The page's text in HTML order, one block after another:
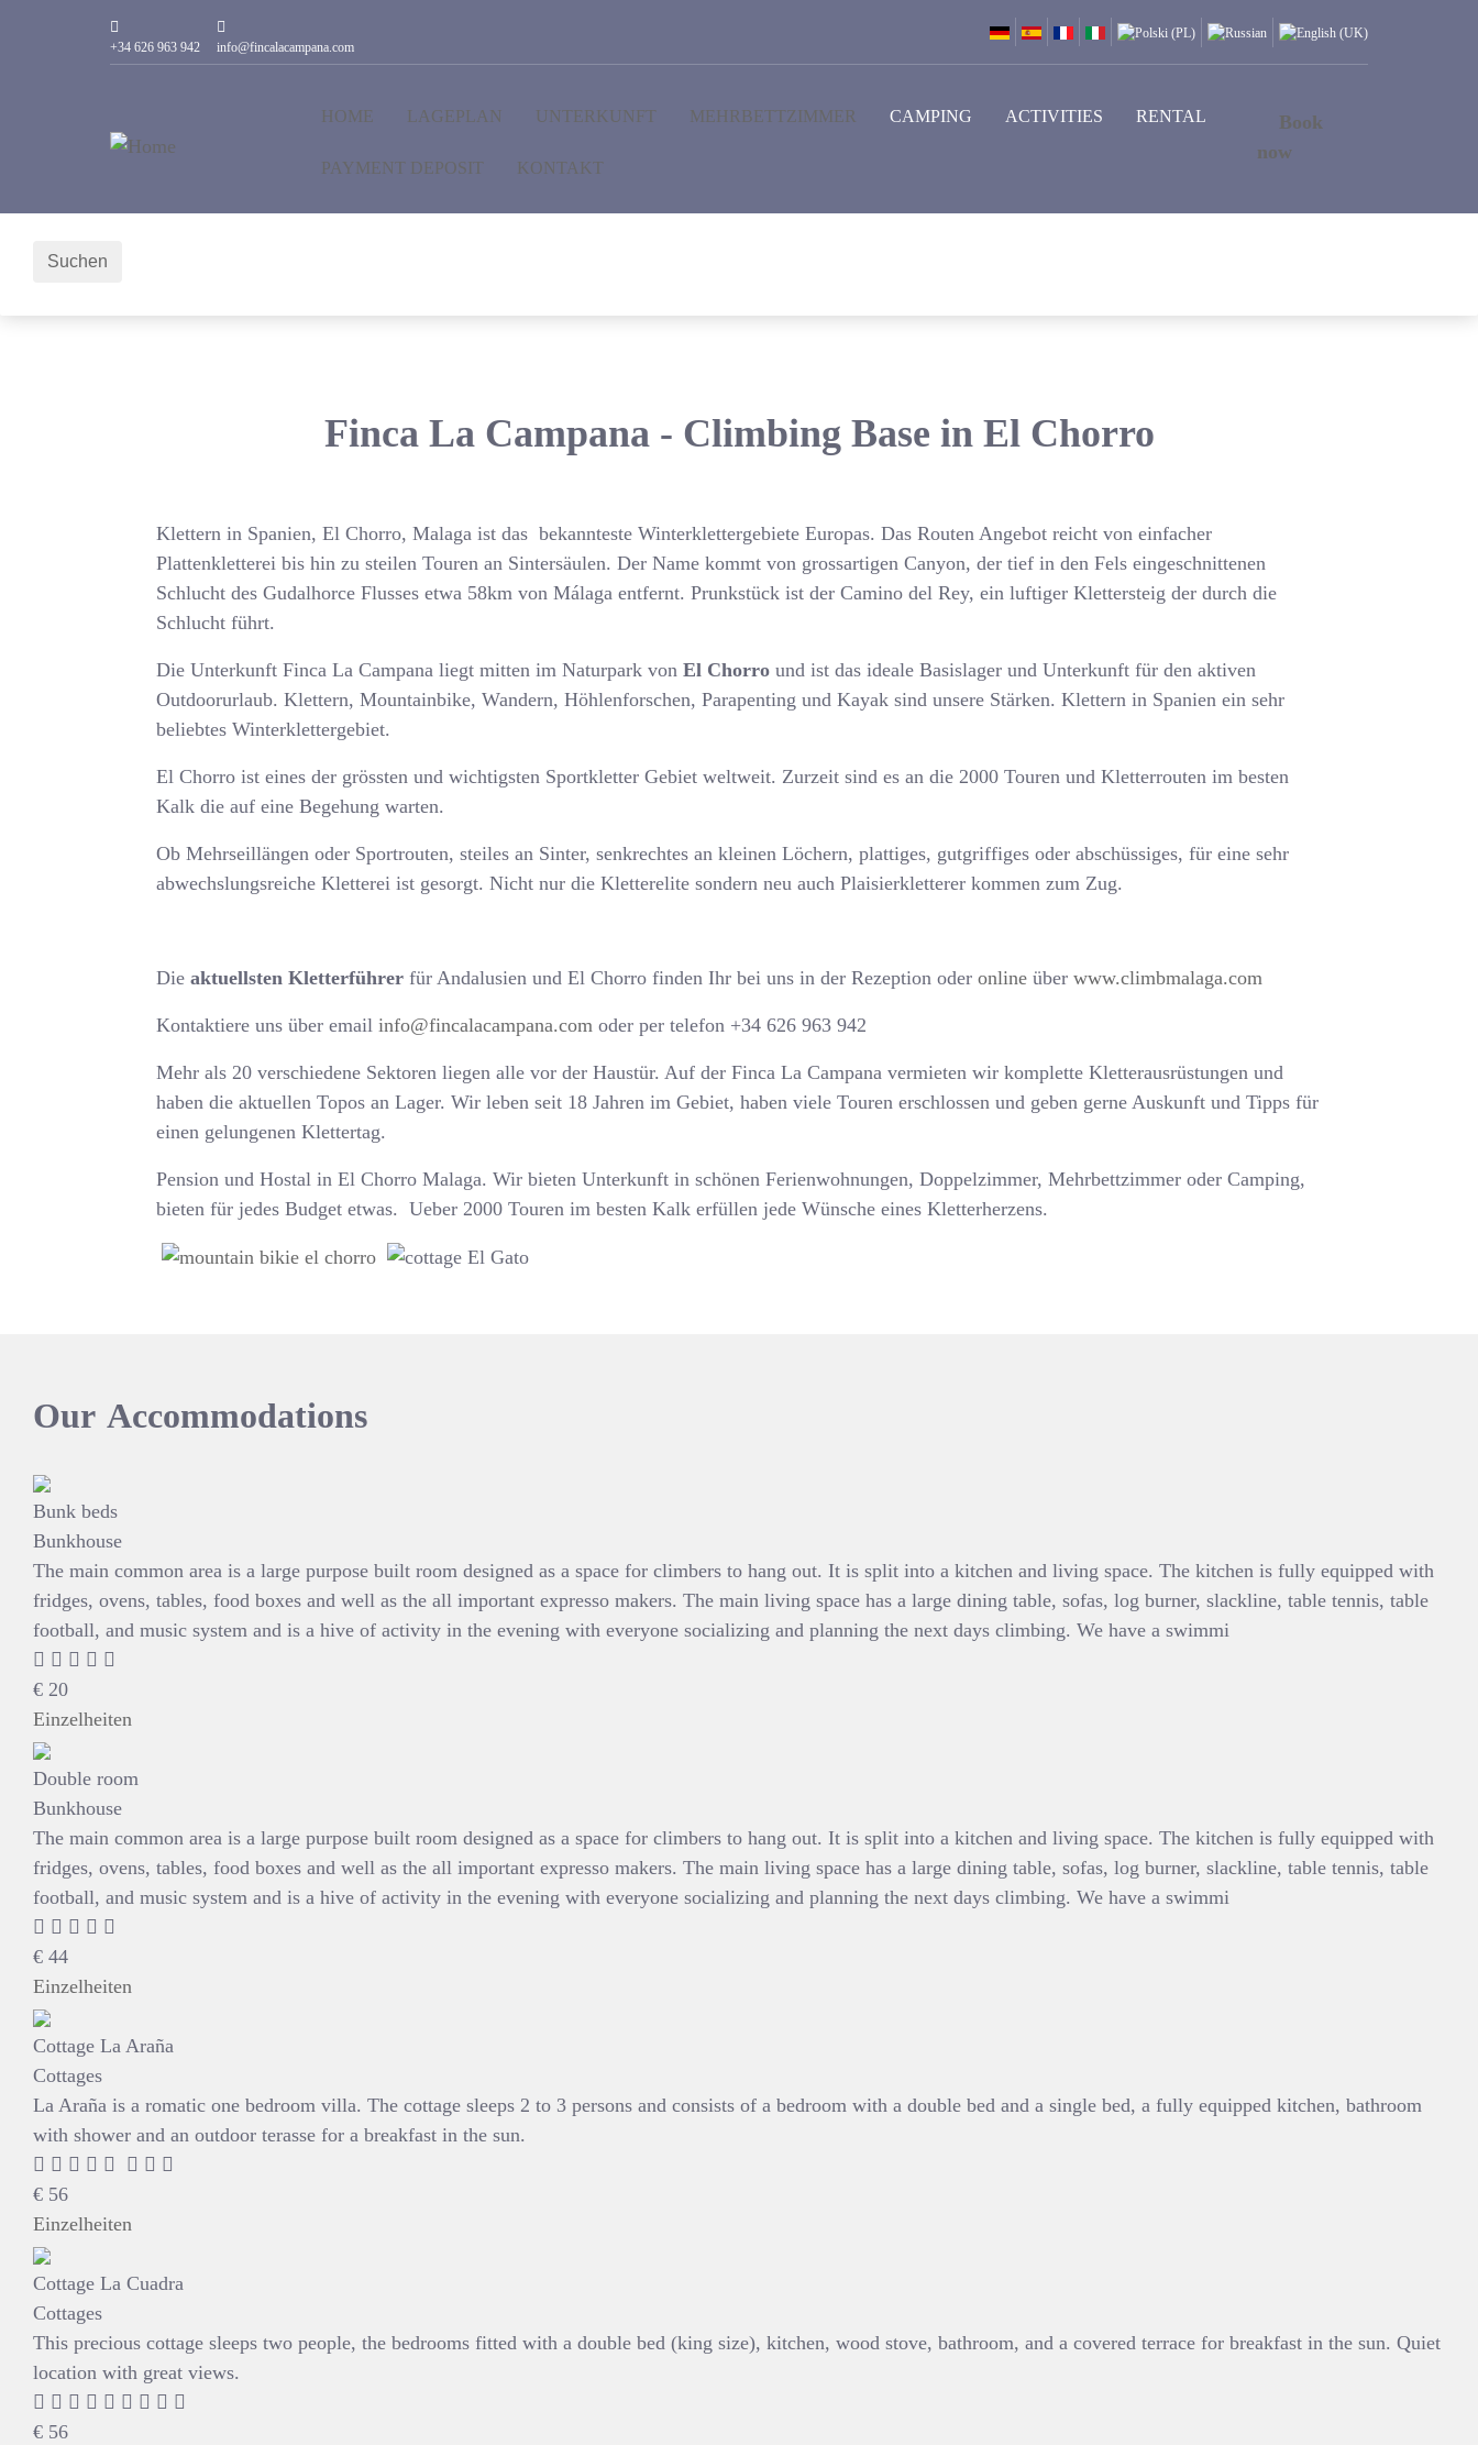
+34 626 963 942 info@fincalacampana.com
HOME LAGEPLAN UNTERKUNFT MEHRBETTZIMMER CAMPING ACTIVITIES RENTAL
PAYMENT DEPOSIT KONTAKT
Book
now
Datum auswählen
2
Suchen
Finca La Campana - Climbing Base in El Chorro
Klettern in Spanien, El Chorro, Malaga ist das bekannteste Winterklettergebiete Europas. Das Routen Angebot reicht von einfacher
Plattenkletterei bis hin zu steilen Touren an Sintersäulen. Der Name kommt von grossartigen Canyon, der tief in den Fels eingeschnittenen
Schlucht des Gudalhorce Flusses etwa 58km von Málaga entfernt. Prunkstück ist der Camino del Rey, ein luftiger Klettersteig der durch die
Schlucht führt.
Die Unterkunft Finca La Campana liegt mitten im Naturpark von El Chorro und ist das ideale Basislager und Unterkunft für den aktiven
Outdoorurlaub. Klettern, Mountainbike, Wandern, Höhlenforschen, Parapenting und Kayak sind unsere Stärken. Klettern in Spanien ein sehr
beliebtes Winterklettergebiet.
El Chorro ist eines der grössten und wichtigsten Sportkletter Gebiet weltweit. Zurzeit sind es an die 2000 Touren und Kletterrouten im besten
Kalk die auf eine Begehung warten.
Ob Mehrseillängen oder Sportrouten, steiles an Sinter, senkrechtes an kleinen Löchern, plattiges, gutgriffiges oder abschüssiges, für eine sehr
abwechslungsreiche Kletterei ist gesorgt. Nicht nur die Kletterelite sondern neu auch Plaisierkletterer kommen zum Zug.
Dieaktuellsten Kletterführer für Andalusien und El Chorro finden Ihr bei uns in der Rezeption oderonline überwww.climbmalaga.com
Kontaktiere uns über emailinfo@fincalacampana.com oder per telefon +34 626 963 942
Mehr als 20 verschiedene Sektoren liegen alle vor der Haustür. Auf der Finca La Campana vermieten wir komplette Kletterausrüstungen und
haben die aktuellen Topos an Lager. Wir leben seit 18 Jahren im Gebiet, haben viele Touren erschlossen und geben gerne Auskunft und Tipps für
einen gelungenen Klettertag.
Pension und Hostal in El Chorro Malaga. Wir bieten Unterkunft in schönen Ferienwohnungen, Doppelzimmer, Mehrbettzimmer oder Camping,
bieten für jedes Budget etwas. Ueber 2000 Touren im besten Kalk erfüllen jede Wünsche eines Kletterherzens.
Our Accommodations
Bunk beds
Bunkhouse
The main common area is a large purpose built room designed as a space for climbers to hang out. It is split into a kitchen and living space. The kitchen is fully equipped with
fridges, ovens, tables, food boxes and well as the all important expresso makers. The main living space has a large dining table, sofas, log burner, slackline, table tennis, table
football, and music system and is a hive of activity in the evening with everyone socializing and planning the next days climbing. We have a swimmi
€ 20
Einzelheiten
Double room
Bunkhouse
The main common area is a large purpose built room designed as a space for climbers to hang out. It is split into a kitchen and living space. The kitchen is fully equipped with
fridges, ovens, tables, food boxes and well as the all important expresso makers. The main living space has a large dining table, sofas, log burner, slackline, table tennis, table
football, and music system and is a hive of activity in the evening with everyone socializing and planning the next days climbing. We have a swimmi
€ 44
Einzelheiten
Cottage La Araña
Cottages
La Araña is a romatic one bedroom villa. The cottage sleeps 2 to 3 persons and consists of a bedroom with a double bed and a single bed, a fully equipped kitchen, bathroom
with shower and an outdoor terasse for a breakfast in the sun.
€ 56
Einzelheiten
Cottage La Cuadra
Cottages
This precious cottage sleeps two people, the bedrooms fitted with a double bed (king size), kitchen, wood stove, bathroom, and a covered terrace for breakfast in the sun. Quiet
location with great views.
€ 56